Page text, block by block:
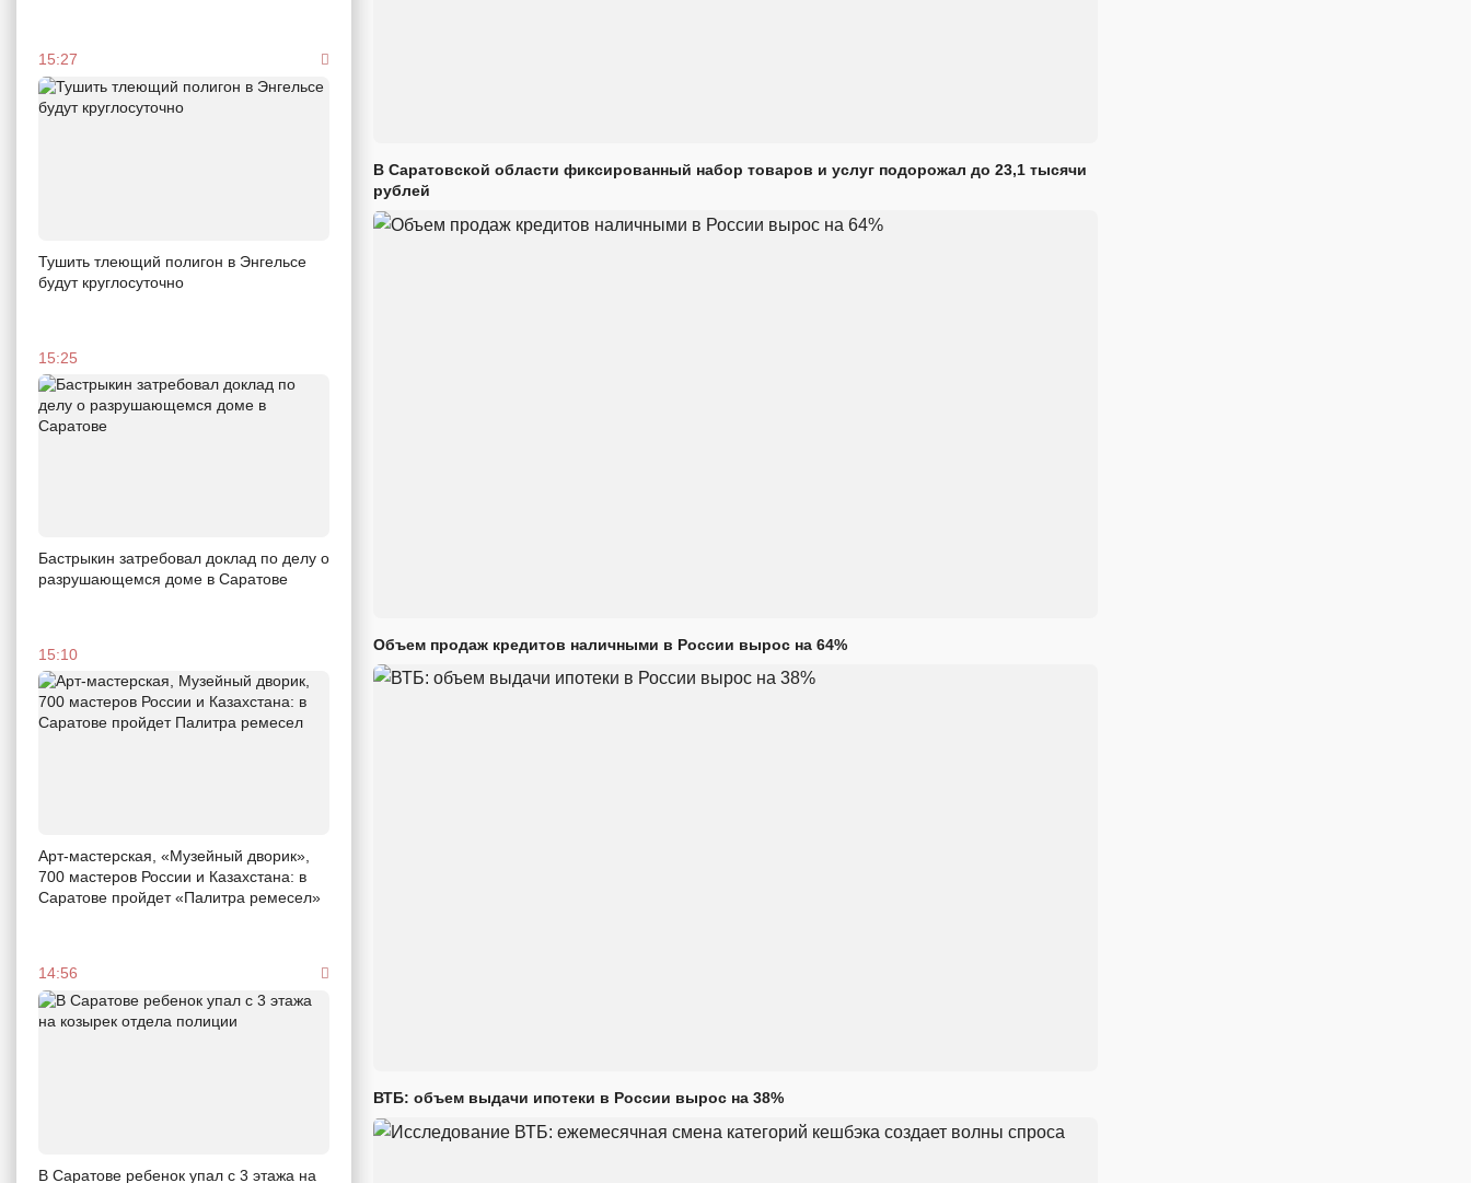
15:27
Тушить тлеющий полигон в Энгельсе
будут круглосуточно
15:25
Бастрыкин затребовал доклад по делу о
разрушающемся доме в Саратове
15:10
Арт-мастерская, «Музейный дворик»,
700 мастеров России и Казахстана: в
Саратове пройдет «Палитра ремесел»
14:56
В Саратове ребенок упал с 3 этажа на
В Саратовской области фиксированный набор товаров и услуг подорожал до 23,1 тысячи
рублей
Объем продаж кредитов наличными в России вырос на 64%
ВТБ: объем выдачи ипотеки в России вырос на 38%